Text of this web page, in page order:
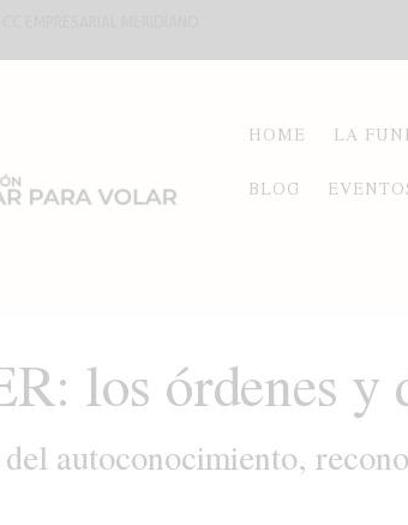
HOME LA
BLOG
los órdenes y
autoconocimiento,